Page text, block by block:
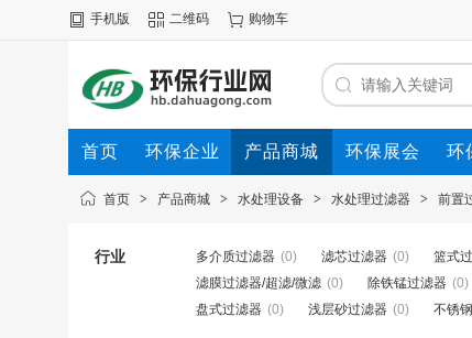
手机版 二维码 购物车
首页 环保企业 产品商城 环保展会 环
首页 > 产品商城 > 水处理设备 > 水处理过滤器 > 前置
行业 多介质过滤器 (0) 滤芯过滤器 (0) 篮式
滤膜过滤器/超滤/微滤 (0) 除铁锰过滤器 (0)
盘式过滤器 (0) 浅层砂过滤器 (0) 不锈